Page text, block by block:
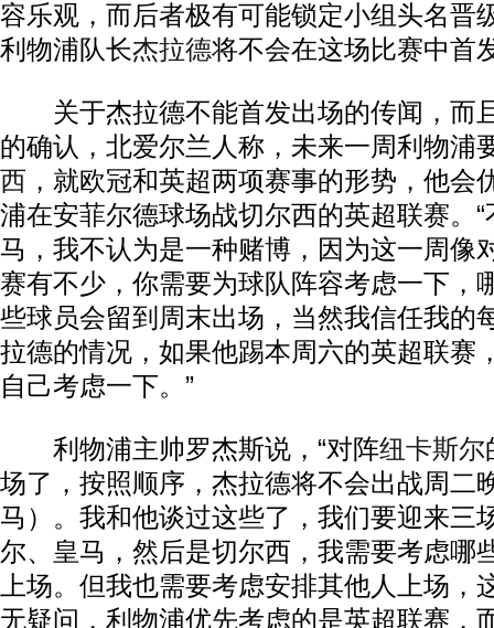
容乐观，而后者极有可能锁定小组头名晋
利物浦队长杰拉德将不会在这场比赛中首
关于杰拉德不能首发出场的传闻，而
的确认，北爱尔兰人称，未来一周利物浦
西 ，就欧冠和英超两项赛事的形势，他会
浦在安菲尔德球场战切尔西的英超联赛。
马，我不认为是一种赌博，因为这一周像
赛有不少，你需要为球队阵容考虑一下，
些球员会留到周末出场，当然我信任我的
拉德的情况，如果他踢本周六的英超联赛
自己考虑一下。”
利物浦主帅罗杰斯说，“对阵纽卡斯尔
场了，按照顺序，杰拉德将不会出战周二
马）。我和他谈过这些了，我们要迎来三
尔、皇马，然后是切尔西，我需要考虑哪
上场。但我也需要考虑安排其他人上场，
无疑问，利物浦优先考虑的是英超联赛，